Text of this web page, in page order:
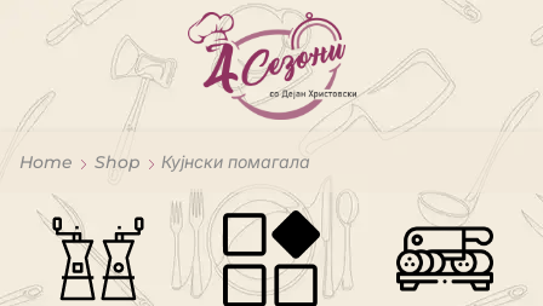
Home Shop Кујнски помагала